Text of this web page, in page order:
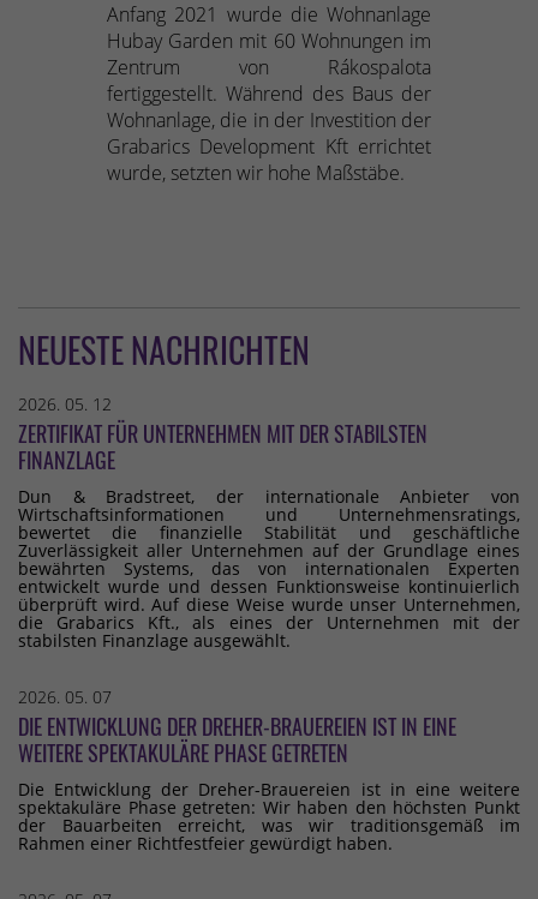
Anfang 2021 wurde die Wohnanlage
Hubay Garden mit 60 Wohnungen im
Zentrum von Rákospalota
fertiggestellt. Während des Baus der
Wohnanlage, die in der Investition der
Grabarics Development Kft errichtet
wurde, setzten wir hohe Maßstäbe.
NEUESTE NACHRICHTEN
2026. 05. 12
ZERTIFIKAT FÜR UNTERNEHMEN MIT DER STABILSTEN
FINANZLAGE
Dun & Bradstreet, der internationale Anbieter von
Wirtschaftsinformationen und Unternehmensratings,
bewertet die finanzielle Stabilität und geschäftliche
Zuverlässigkeit aller Unternehmen auf der Grundlage eines
bewährten Systems, das von internationalen Experten
entwickelt wurde und dessen Funktionsweise kontinuierlich
überprüft wird. Auf diese Weise wurde unser Unternehmen,
die Grabarics Kft., als eines der Unternehmen mit der
stabilsten Finanzlage ausgewählt.
2026. 05. 07
DIE ENTWICKLUNG DER DREHER-BRAUEREIEN IST IN EINE
WEITERE SPEKTAKULÄRE PHASE GETRETEN
Die Entwicklung der Dreher-Brauereien ist in eine weitere
spektakuläre Phase getreten: Wir haben den höchsten Punkt
der Bauarbeiten erreicht, was wir traditionsgemäß im
Rahmen einer Richtfestfeier gewürdigt haben.